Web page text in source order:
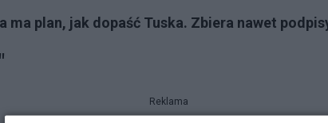
ma plan, jak dopaść Tuska. Zbiera nawet
Reklama